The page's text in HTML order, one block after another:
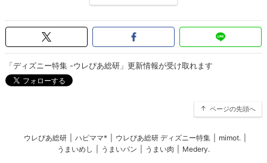
「ディズニー特集 -ウレぴあ総研」更新情報が受け取れます
ページの先頭へ
ウレぴあ総研 ハピママ* ウレぴあ総研 ディズニー特集 mimot.
うまいめし
うまいパン うまい肉 Medery.